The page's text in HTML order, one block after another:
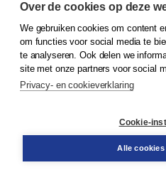
© 2026Koninklijke Boom uitgevers
Klantenservice
Service & informatie
Contact
Over de cookies op deze
We gebruiken cookies om content
om functies voor social media te
te analyseren. Ook delen we
site met onze partners voor social
Privacy- en cookieverklaring
Cookie-
Alle cookies